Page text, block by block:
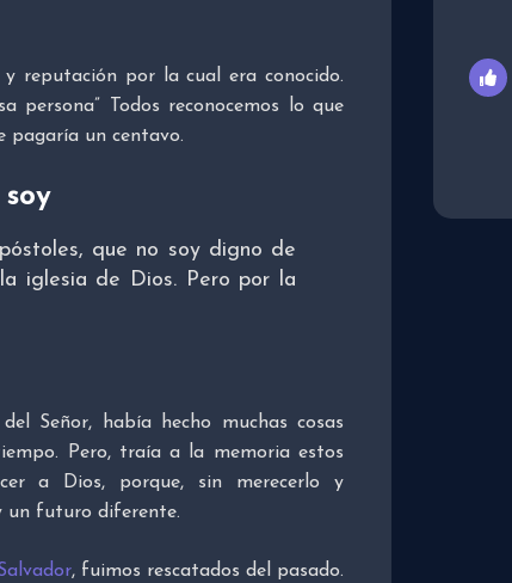
reputación por la cual era conocido.
persona” Todos reconocemos lo que
pagaría un centavo.
que no soy digno de
iglesia de Dios. Pero por la
del Señor, había hecho muchas cosas
Pero, traía a la memoria estos
a Dios, porque, sin merecerlo y
un futuro diferente.
, fuimos rescatados del pasado.